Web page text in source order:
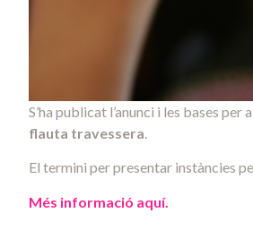
S’ha publicat l’anunci i les bases per
flauta travessera.
El termini per presentar instàncies
Més informació aquí.